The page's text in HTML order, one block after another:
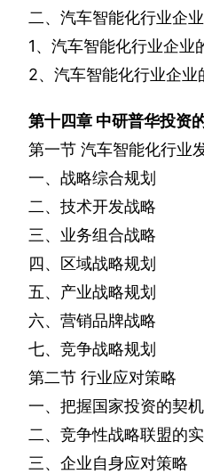
二、汽车智能化行业企
1、汽车智能化行业企业
2、汽车智能化行业企
第十四章 中研普华投资
第一节 汽车智能化行业
一、战略综合规划
二、技术开发战略
三、业务组合战略
四、区域战略规划
五、产业战略规划
六、营销品牌战略
七、竞争战略规划
第二节 行业应对策略
一、把握国家投资的契机
二、竞争性战略联盟的
三、企业自身应对策略